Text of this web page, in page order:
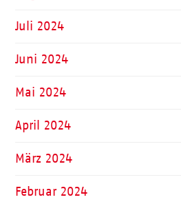
Juli 2024
Juni 2024
Mai 2024
April 2024
März 2024
Februar 2024